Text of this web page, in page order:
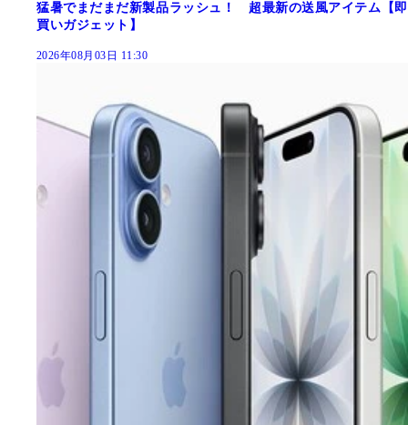
猛暑でまだまだ新製品ラッシュ！ 超最新の送風アイテム【即
買いガジェット】
2026年08月03日 11:30